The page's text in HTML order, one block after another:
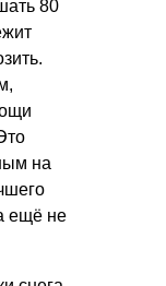
80
на
ещё не